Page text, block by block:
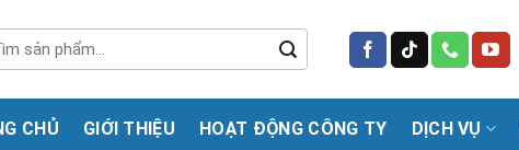
CHỦ GIỚI THIỆU HOẠT ĐỘNG CÔNG TY DỊCH VỤ